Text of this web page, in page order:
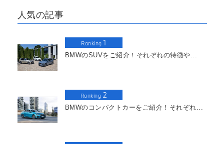
人気の記事
Ranking 1
BMWのSUVをご紹介！それぞれの特徴や...
Ranking 2
BMWのコンパクトカーをご紹介！それぞれ...